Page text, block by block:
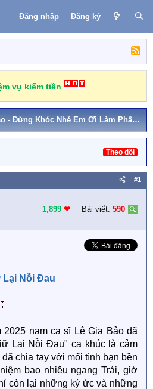
Đăng nhập Đăng ký
vụ kiếm tiền
Giữ Lại Nỗi Đau - Lê Gia Bảo - Đừng Khóc Nhé Em Ơi Làm Phấn Son Úa Màu
Theo dõi
#1
1,899 ❤︎ Bài viết: 590
Lại Nỗi Đau
2025 nam ca sĩ Lê Gia Bảo đã
Lại Nỗi Đau" ca khúc là cảm
chia tay với mối tình bạn bền
bao nhiêu ngang Trái, giờ
còn lại những ký ức và những